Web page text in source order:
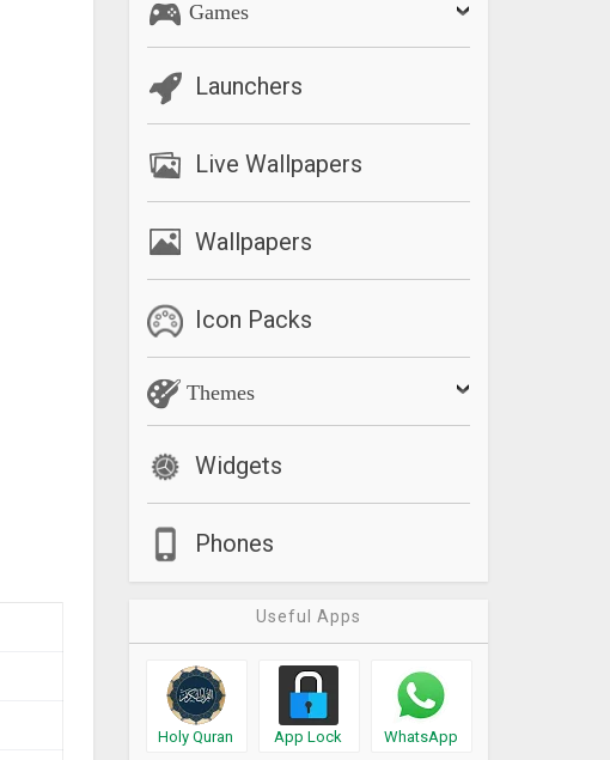
Games
Launchers
Live Wallpapers
Wallpapers
Icon Packs
Themes
Widgets
Phones
Useful Apps
Holy Quran App Lock WhatsApp